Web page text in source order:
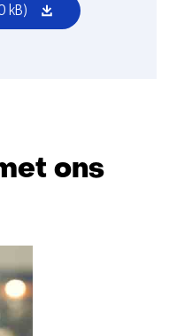
kB) (opent
in
ons